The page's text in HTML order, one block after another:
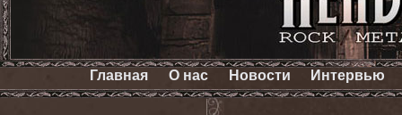
Главная О нас Новости Интервью